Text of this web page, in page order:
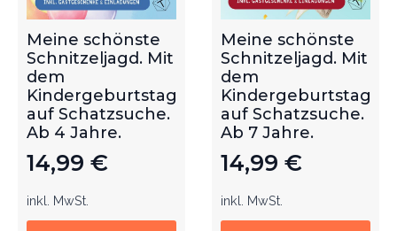
Meine schönste
Schnitzeljagd. Mit
dem
Kindergeburtstag
auf Schatzsuche.
Ab 4 Jahre.
14,99 €
inkl. MwSt.
Meine schönste
Schnitzeljagd. Mit
dem
Kindergeburtstag
auf Schatzsuche.
Ab 7 Jahre.
14,99 €
inkl. MwSt.